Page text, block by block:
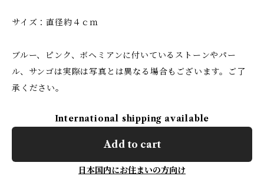
サイズ：直径約４ｃｍ
ブルー、ピンク、ボヘミアンに付いているストーンやパー
ル、サンゴは実際は写真とは異なる場合もございます。ご了
承ください。
International shipping available
Add to cart
日本国内にお住まいの方向け